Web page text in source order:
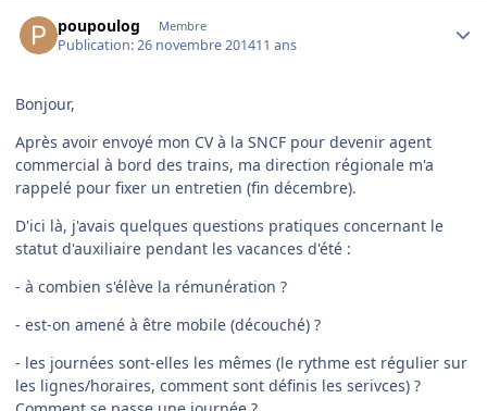
poupoulog Membre
Publication:26 novembre 201411 ans
Bonjour,
Après avoir envoyé mon CV à la SNCF pour devenir agent
commercial à bord des trains, ma direction régionale m'a
rappelé pour fixer un entretien (fin décembre).
D'ici là, j'avais quelques questions pratiques concernant le
statut d'auxiliaire pendant les vacances d'été :
- à combien s'élève la rémunération ?
- est-on amené à être mobile (découché) ?
- les journées sont-elles les mêmes (le rythme est régulier sur
les lignes/horaires, comment sont définis les serivces) ?